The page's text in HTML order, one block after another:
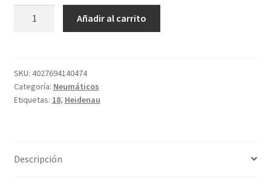
-
18
64T
Añadir al carrito
SKU: 4027694140474
Categoría: Neumáticos
Etiquetas: 18, Heidenau
Descripción